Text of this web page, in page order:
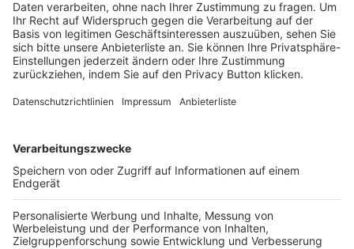
Trainerbörse
Login SpielPlus
FOLGE DEM BFV
TOP-VEREINE